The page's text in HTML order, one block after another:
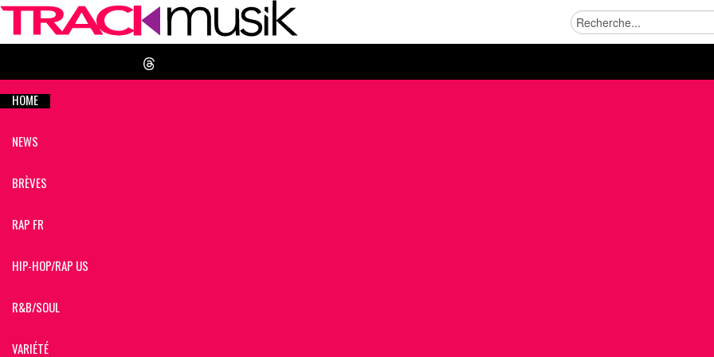
HOME
NEWS
BRÈVES
RAP FR
HIP-HOP/RAP US
R&B/SOUL
VARIÉTÉ